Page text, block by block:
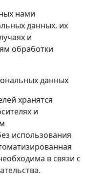
нами
данных, их
и
обработки
данных
хранятся
и
использования
в связи с